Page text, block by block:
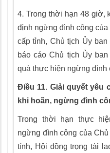
4. Trong thời hạn 48 giờ,
định ngừng đình công của
cấp tỉnh, Chủ tịch Ủy ban
báo cáo Chủ tịch Ủy
quả thực hiện ngừng đình
Điều 11. Giải quyết yêu
khi hoãn, ngừng đình
Trong thời hạn thực
ngừng đình công của
tỉnh, Hội đồng trọng tài